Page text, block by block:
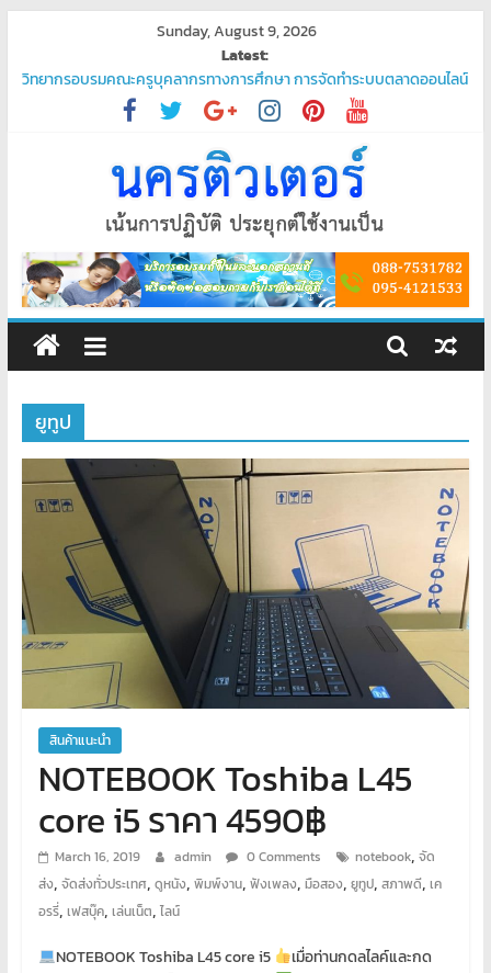
content
Sunday, August 9, 2026
Latest:
วิทยากรอบรมคณะครูบุคลากรทางการศึกษา การจัดทำระบบตลาดออนไลน์
“ชวนมาช้อป นักเรียนสุขใจ”
โปรแกรมจัดการน้ำประปา
บริการรับเขียนโปรแกรม PHP ระดับมืออาชีพ – ตอบโจทย์ทุกความต้องการ
บริการรับเขียนโปรแกรมระดับมืออาชีพ
พัฒนาระบบ ยืนยันตัวตนผ่านแอป Thaid
ศูนย์
อบรม
คอมพิวเตอร์
สอน
พิเศษ
คอมพิวเตอร์
ศูนย์
อบรม
คอมพิวเตอร์
พิเศษ
คอมพิวเตอร์
เว็บไซต์
บริการ
จัด
ทำ
เช่า
ยูทูป
สินค้าแนะนำ
NOTEBOOK Toshiba L45
core i5 ราคา 4590฿
March 16, 2019 admin 0 Comments notebook, จัด
ส่ง, จัดส่งทั่วประเทศ, ดูหนัง, พิมพ์งาน, ฟังเพลง, มือสอง, ยูทูป, สภาพดี, เค
อรรี่, เฟสบุ๊ค, เล่นเน็ต, ไลน์
NOTEBOOK Toshiba L45 core i5
เมื่อท่านกดลไลค์และกด